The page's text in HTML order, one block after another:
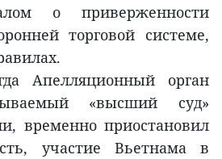
о приверженности
торговой системе,
Апелляционный орган
«высший суд»
временно приостановил
участие Вьетнама в